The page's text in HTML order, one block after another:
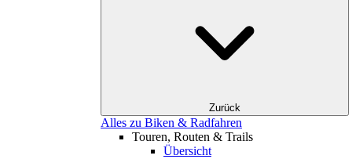
Zurück
Alles zu Biken & Radfahren
Touren, Routen & Trails
Übersicht